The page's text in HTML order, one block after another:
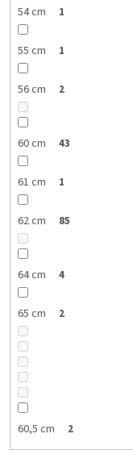
54 cm 1
55 cm 1
56 cm 2
60 cm 43
61 cm 1
62 cm 85
64 cm 4
65 cm 2
60,5 cm 2